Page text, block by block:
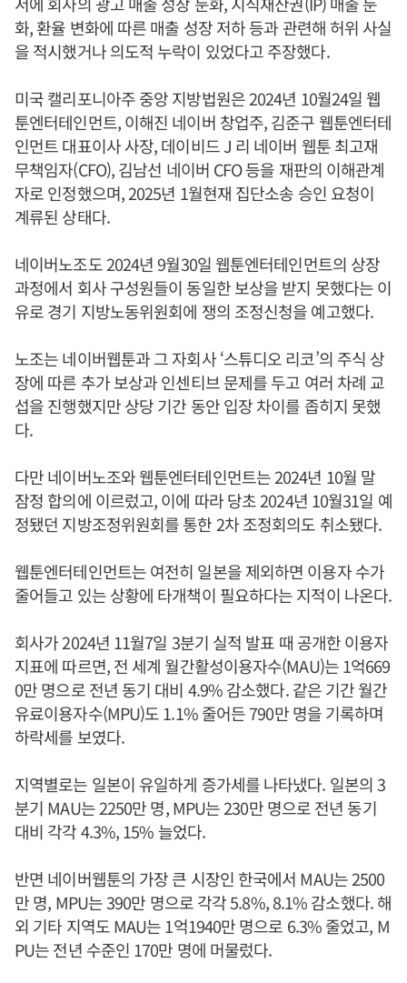
화, 환율 변화에 따른 매출 성장 저하 등과 관련해 허위 사실
을 적시했거나 의도적 누락이 있었다고 주장했다.
미국 캘리포니아주 중앙 지방법원은 2024년 10월24일 웹
툰엔터테인먼트, 이해진 네이버 창업주, 김준구 웹툰엔터테
인먼트 대표이사 사장, 데이비드 J 리 네이버 웹툰 최고재
무책임자(CFO), 김남선 네이버 CFO 등을 재판의 이해관계
자로 인정했으며, 2025년 1월현재 집단소송 승인 요청이
계류된 상태다.
네이버노조도 2024년 9월30일 웹툰엔터테인먼트의 상장
과정에서 회사 구성원들이 동일한 보상을 받지 못했다는 이
유로 경기 지방노동위원회에 쟁의 조정신청을 예고했다.
노조는 네이버웹툰과 그 자회사 ‘스튜디오 리코’의 주식 상
장에 따른 추가 보상과 인센티브 문제를 두고 여러 차례 교
섭을 진행했지만 상당 기간 동안 입장 차이를 좁히지 못했
다.
다만 네이버노조와 웹툰엔터테인먼트는 2024년 10월 말
잠정 합의에 이르렀고, 이에 따라 당초 2024년 10월31일 예
정됐던 지방조정위원회를 통한 2차 조정회의도 취소됐다.
웹툰엔터테인먼트는 여전히 일본을 제외하면 이용자 수가
줄어들고 있는 상황에 타개책이 필요하다는 지적이 나온다.
회사가 2024년 11월7일 3분기 실적 발표 때 공개한 이용자
지표에 따르면, 전 세계 월간활성이용자수(MAU)는 1억669
0만 명으로 전년 동기 대비 4.9% 감소했다. 같은 기간 월간
유료이용자수(MPU)도 1.1% 줄어든 790만 명을 기록하며
하락세를 보였다.
지역별로는 일본이 유일하게 증가세를 나타냈다. 일본의 3
분기 MAU는 2250만 명, MPU는 230만 명으로 전년 동기
대비 각각 4.3%, 15% 늘었다.
반면 네이버웹툰의 가장 큰 시장인 한국에서 MAU는 2500
만 명, MPU는 390만 명으로 각각 5.8%, 8.1% 감소했다. 해
외 기타 지역도 MAU는 1억1940만 명으로 6.3% 줄었고, M
PU는 전년 수준인 170만 명에 머물렀다.